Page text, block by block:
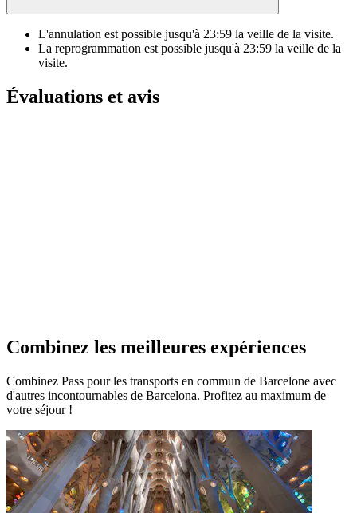
L'annulation est possible jusqu'à 23:59 la veille de la visite.
La reprogrammation est possible jusqu'à 23:59 la veille de la
visite.
Évaluations et avis
Combinez les meilleures expériences
Combinez Pass pour les transports en commun de Barcelone avec
d'autres incontournables de Barcelona. Profitez au maximum de
votre séjour !